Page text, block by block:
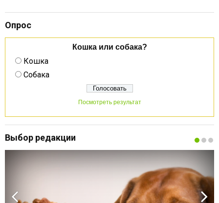
Опрос
Кошка или собака?
Кошка
Собака
Посмотреть результат
Выбор редакции